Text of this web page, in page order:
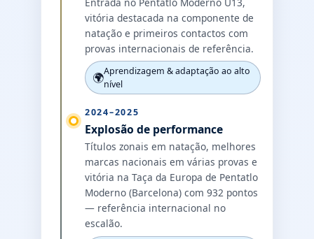
vitória destacada na componente de
natação e primeiros contactos com
provas internacionais de referência.
🌍Aprendizagem & adaptação ao alto
nível
2024–2025
Explosão de performance
Títulos zonais em natação, melhores
marcas nacionais em várias provas e
vitória na Taça da Europa de Pentatlo
Moderno (Barcelona) com 932 pontos
— referência internacional no
escalão.